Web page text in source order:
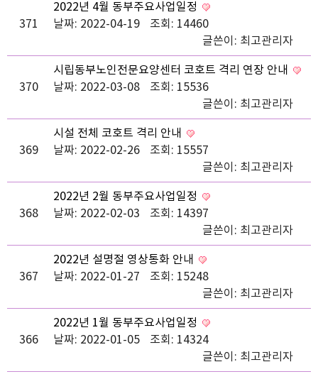
371
2022년 4월 동부주요사업일정
날짜: 2022-04-19
조회: 14460
글쓴이: 최고관리자
370
시립동부노인전문요양센터 코호트 격리 연장 안내
날짜: 2022-03-08
조회: 15536
글쓴이: 최고관리자
369
시설 전체 코호트 격리 안내
날짜: 2022-02-26
조회: 15557
글쓴이: 최고관리자
368
2022년 2월 동부주요사업일정
날짜: 2022-02-03
조회: 14397
글쓴이: 최고관리자
367
2022년 설명절 영상통화 안내
날짜: 2022-01-27
조회: 15248
글쓴이: 최고관리자
366
2022년 1월 동부주요사업일정
날짜: 2022-01-05
조회: 14324
글쓴이: 최고관리자